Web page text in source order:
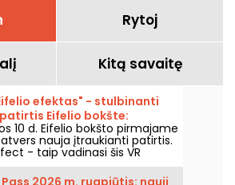
Rytoj
Kitą savaitę
efektas" - stulbinanti
Eifelio bokšte:
kuponas
10 d. Eifelio bokšto pirmajame
nauja įtraukianti patirtis.
- taip vadinasi šis VR
kuriame dalyvausite
nuotykyje - atstatysite Eifelio